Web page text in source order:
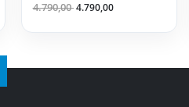
4.790,004.790,00